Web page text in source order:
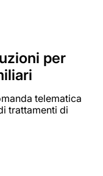
per
telematica
trattamenti di